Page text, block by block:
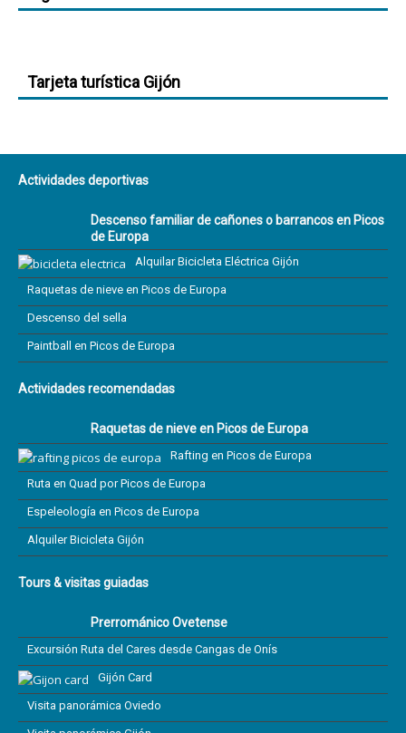
Tarjeta turística Gijón
Actividades deportivas
Descenso familiar de cañones o barrancos en Picos
de Europa
Alquilar Bicicleta Eléctrica Gijón
Raquetas de nieve en Picos de Europa
Descenso del sella
Paintball en Picos de Europa
Actividades recomendadas
Raquetas de nieve en Picos de Europa
Rafting en Picos de Europa
Ruta en Quad por Picos de Europa
Espeleología en Picos de Europa
Alquiler Bicicleta Gijón
Tours & visitas guiadas
Prerrománico Ovetense
Excursión Ruta del Cares desde Cangas de Onís
Gijón Card
Visita panorámica Oviedo